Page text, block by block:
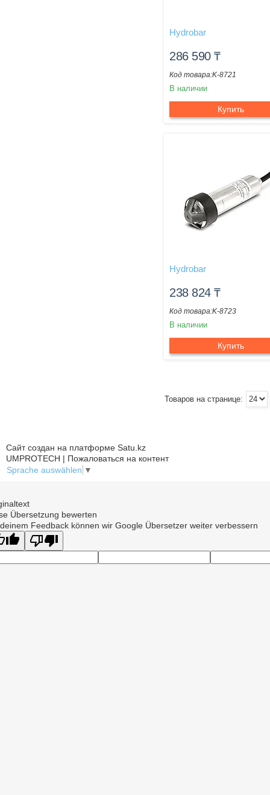
Hydrobar
286 590₸
K-8721
В наличии
Купить
Hydrobar
238 824₸
K-8723
В наличии
Купить
Сайт создан на платформе Satu.kz
UMPROTECH | Пожаловаться на контент
Sprache auswählen ▼
Übersetzung bewerten
Feedback können wir Google Übersetzer weiter verbessern